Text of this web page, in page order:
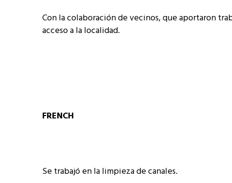
Con la colaboración de vecinos, que aportaron
acceso a la localidad.
FRENCH
Se trabajó en la limpieza de canales.